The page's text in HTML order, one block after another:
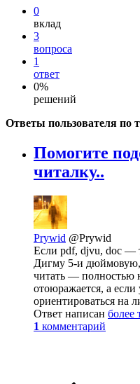
0
вклад
3
вопроса
1
ответ
0%
решений
Ответы пользователя по
Помогите
читалку..
Prywid @Prywid
Если pdf, djvu, doc —
Дигму 5-и
читать — полностью
отоюражается, а если
ориентироваться на
Ответ написан более
1 комментарий